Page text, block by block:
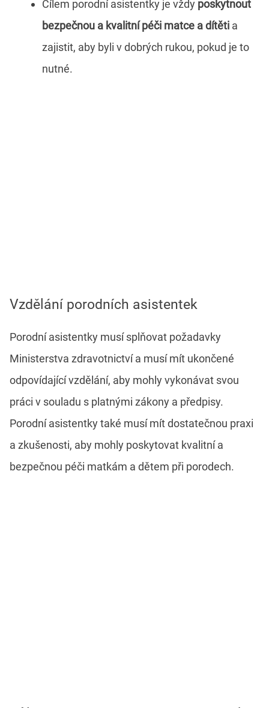
Cílem porodní asistentky je vždy poskytnout
bezpečnou a kvalitní péči matce a dítěti a
zajistit, aby byli v dobrých rukou, pokud je to
nutné.
Vzdělání porodních asistentek
Porodní asistentky musí splňovat požadavky
Ministerstva zdravotnictví a musí mít ukončené
odpovídající vzdělání, aby mohly vykonávat svou
práci v souladu s platnými zákony a předpisy.
Porodní asistentky také musí mít dostatečnou praxi
a zkušenosti, aby mohly poskytovat kvalitní a
bezpečnou péči matkám a dětem při porodech.